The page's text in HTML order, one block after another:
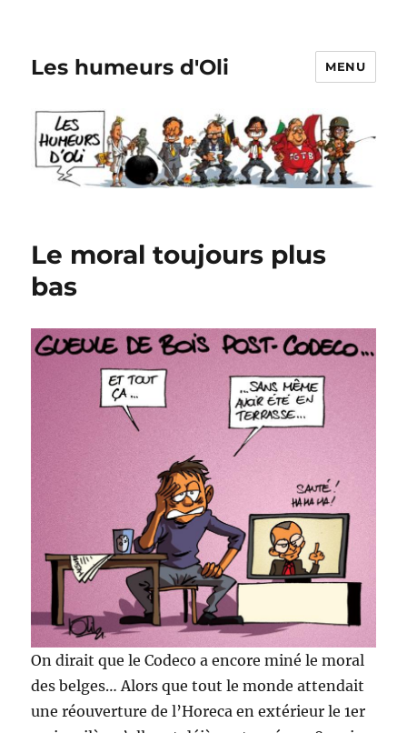
Les humeurs d'Oli MENU
Le moral toujours plus
bas
On dirait que le Codeco a encore miné le moral
des belges… Alors que tout le monde attendait
une réouverture de l’Horeca en extérieur le 1er